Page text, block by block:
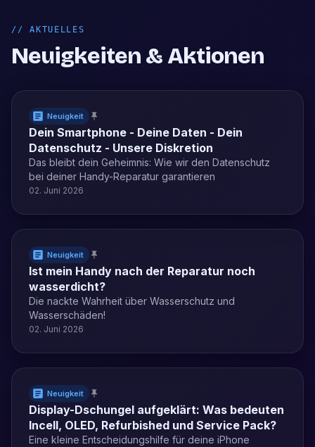
//AKTUELLES
Neuigkeiten & Aktionen
Neuigkeit
Dein Smartphone - Deine Daten - Dein
Datenschutz - Unsere Diskretion
Das bleibt dein Geheimnis: Wie wir den Datenschutz
bei deiner Handy-Reparatur garantieren
02. Juni 2026
Neuigkeit
Ist mein Handy nach der Reparatur noch
wasserdicht?
Die nackte Wahrheit über Wasserschutz und
Wasserschäden!
02. Juni 2026
Neuigkeit
Display-Dschungel aufgeklärt: Was bedeuten
Incell, OLED, Refurbished und Service Pack?
Eine kleine Entscheidungshilfe für deine iPhone